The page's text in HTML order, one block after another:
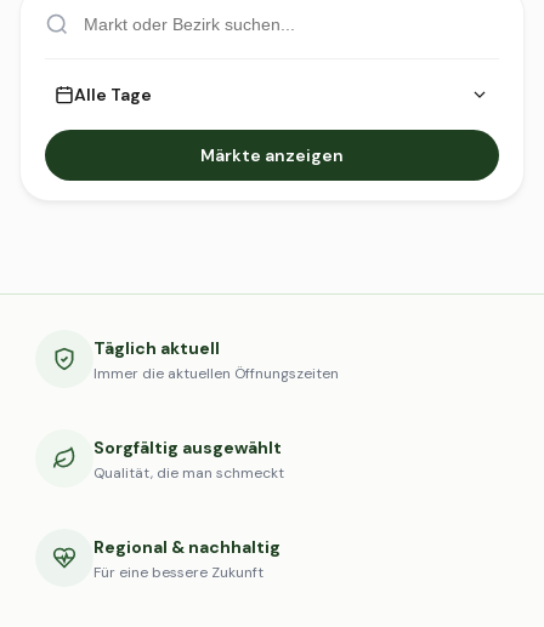
Alle Tage
Märkte anzeigen
Täglich aktuell
Immer die aktuellen Öffnungszeiten
Sorgfältig ausgewählt
Qualität, die man schmeckt
Regional & nachhaltig
Für eine bessere Zukunft